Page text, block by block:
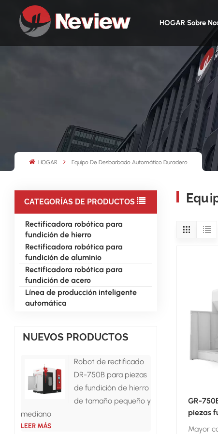
HOGAR Sobre
HOGAR Equipo De Desbarbado Automático Duradero
CATEGORÍAS DE PRODUCTOS
Rectificadora robótica para
fundición de hierro
Rectificadora robótica para
fundición de aluminio
Rectificadora robótica para
fundición de acero
Línea de producción inteligente
automática
NUEVOS PRODUCTOS
Robot de rectificado
DR-750B para piezas
de fundición de hierro
de tamaño pequeño y
mediano
LEER MÁS
GR-
piezas
Mayor